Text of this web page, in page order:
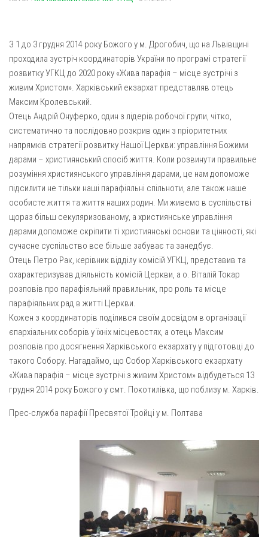
Преображенська парафія (м. Лозова)
Парафія Благовіщення Пресвятої Богородиці (смт
Золочів)
Парафія Різдва Пресвятої Богородиці м. Берестин
(Красноград)
Парохії Полтавської області
Пресвятої Трійці (м. Полтава)
Всіх Святих українського народу (м. Полтава)
Свято-Юріївська парафія (м. Полтава)
Архистратига Михаїла (с. Пригарівка)
Благовіщення Пресвятої Богородиці (с. Шевченки)
Введення у храм Пресвятої Богородиці (с. Дашківка)
Вознесіння ГНІХ (с. Витівка)
Вознесіння Господнього (м. Кобеляки)
Пророка Іллі (смт. Білики)
Різдва Пресвятої Богородиці (с. Вільховатка)
Св. Апостола Андрія Первозванного (с. Засулля)
Св. Миколая (с. Деменки)
Успіння Пресвятої Богородиці (м. Кременчук)
Успіння Пресвятої Богородиці (м. Лубни)
Введення в храм Богородиці (м. Суми)
Матері Божої Неустанної Помочі (м. Охтирка)
Свято-Покровський монастир оо Василіян
Свято-Івано-Павлівський монастир сестер Згромадження
Молитви
Галерея
Рух pro-life
З 1 до 3 грудня 2014 року Божого у м. Дрогобич, що на Львівщині
проходила зустріч координаторів України по програмі стратегії
розвитку УГКЦ до 2020 року «Жива парафія – місце зустрічі з
живим Христом». Харківський екзархат представляв отець
Максим Кролевський.
Отець Андрій Онуферко, один з лідерів робочої групи, чітко,
систематично та послідовно розкрив один з пріоритетних
напрямків стратегії розвитку Нашої Церкви: управління Божими
дарами – християнський спосіб життя. Коли розвинути правильне
розуміння християнського управління дарами, це нам допоможе
підсилити не тільки наші парафіяльні спільноти, але також наше
особисте життя та життя наших родин. Ми живемо в суспільстві
щораз більш секуляризованому, а християнське управління
дарами допоможе скріпити ті християнські основи та цінності, які
сучасне суспільство все більше забуває та занедбує.
Отець Петро Рак, керівник відділу комісій УГКЦ, представив та
охарактеризував діяльність комісій Церкви, а о. Віталій Токар
розповів про парафіяльний правильник, про роль та місце
парафіяльних рад в житті Церкви.
Кожен з координаторів поділився своїм досвідом в організації
єпархіальних соборів у їхніх місцевостях, а отець Максим
розповів про досягнення Харківського екзархату у підготовці до
такого Собору. Нагадаймо, що Собор Харківського екзархату
«Жива парафія – місце зустрічі з живим Христом» відбудеться 13
грудня 2014 року Божого у смт. Покотилівка, що поблизу м. Харків.
Прес-служба парафії Пресвятої Тройці у м. Полтава